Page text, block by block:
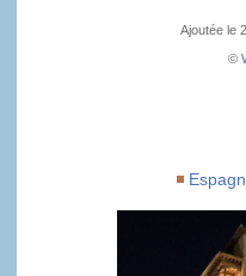
Ajoutée le
©